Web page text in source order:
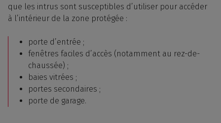
que les intrus sont susceptibles d’utiliser pour accéder
à l’intérieur de la zone protégée :
porte d’entrée ;
fenêtres faciles d’accès (notamment au rez-de-
chaussée) ;
baies vitrées ;
portes secondaires ;
porte de garage.